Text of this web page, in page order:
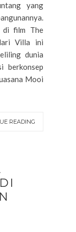
yang
di film The
Villa ini
dunia
berkonsep
Mooi
READING